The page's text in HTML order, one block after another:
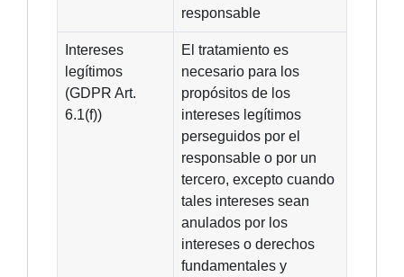
responsable
Intereses
legítimos
(GDPR Art.
6.1(f))
El tratamiento es
necesario para los
propósitos de los
intereses legítimos
perseguidos por el
responsable o por un
tercero, excepto cuando
tales intereses sean
anulados por los
intereses o derechos
fundamentales y